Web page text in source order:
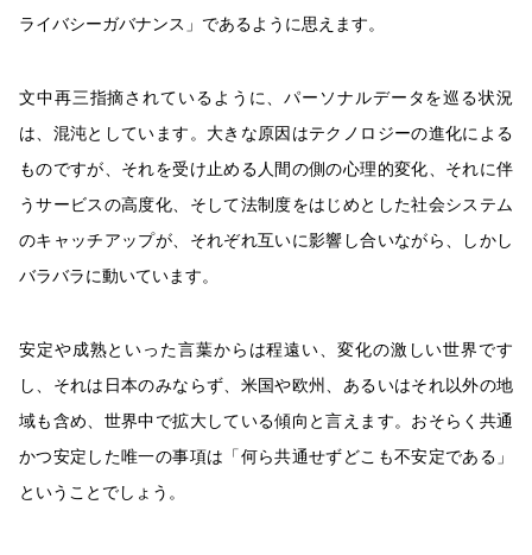
ライバシーガバナンス」であるように思えます。
文中再三指摘されているように、パーソナルデータを巡る状況
は、混沌としています。大きな原因はテクノロジーの進化による
ものですが、それを受け止める人間の側の心理的変化、それに伴
うサービスの高度化、そして法制度をはじめとした社会システム
のキャッチアップが、それぞれ互いに影響し合いながら、しかし
バラバラに動いています。
安定や成熟といった言葉からは程遠い、変化の激しい世界です
し、それは日本のみならず、米国や欧州、あるいはそれ以外の地
域も含め、世界中で拡大している傾向と言えます。おそらく共通
かつ安定した唯一の事項は「何ら共通せずどこも不安定である」
ということでしょう。